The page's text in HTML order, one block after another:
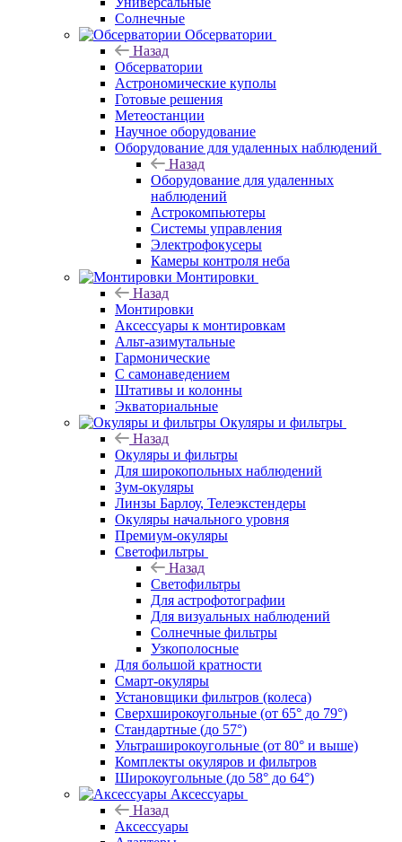
Солнечные
Обсерватории
Назад
Обсерватории
Астрономические куполы
Готовые решения
Метеостанции
Научное оборудование
Оборудование для удаленных наблюдений
Назад
Оборудование для удаленных
наблюдений
Астрокомпьютеры
Системы управления
Электрофокусеры
Камеры контроля неба
Монтировки
Назад
Монтировки
Аксессуары к монтировкам
Альт-азимутальные
Гармонические
С самонаведением
Штативы и колонны
Экваториальные
Окуляры и фильтры
Назад
Окуляры и фильтры
Для широкопольных наблюдений
Зум-окуляры
Линзы Барлоу, Телеэкстендеры
Окуляры начального уровня
Премиум-окуляры
Светофильтры
Назад
Светофильтры
Для астрофотографии
Для визуальных наблюдений
Солнечные фильтры
Узкополосные
Для большой кратности
Смарт-окуляры
Установщики фильтров (колеса)
Сверхширокоугольные (от 65° до 79°)
Стандартные (до 57°)
Ультраширокоугольные (от 80° и выше)
Комплекты окуляров и фильтров
Широкоугольные (до 58° до 64°)
Аксессуары
Назад
Аксессуары